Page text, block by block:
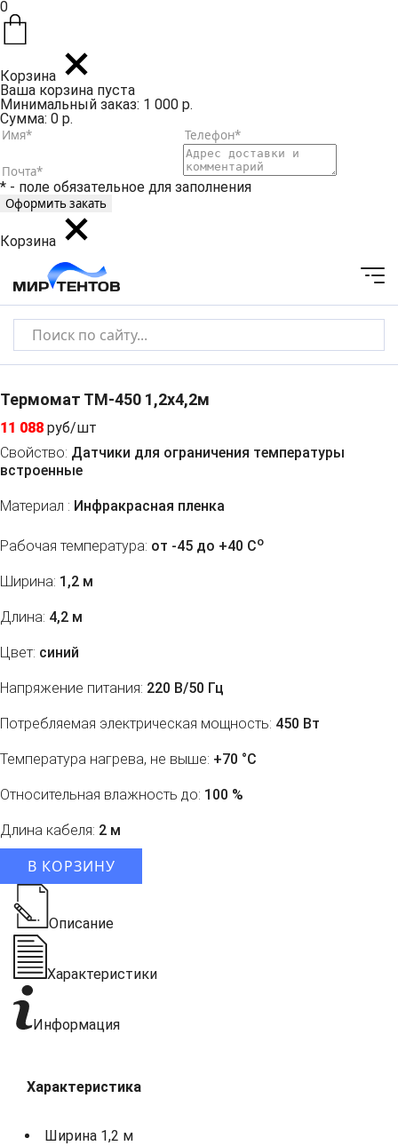
0
Корзина
Ваша корзина пуста
Минимальный заказ: 1 000 р.
Сумма: 0 р.
* - поле обязательное для заполнения
Корзина
Термомат ТМ-450 1,2x4,2м
11 088 руб/шт
Свойство: Датчики для ограничения температуры
встроенные
Материал : Инфракрасная пленка
Рабочая температура: от -45 до +40 Co
Ширина: 1,2 м
Длина: 4,2 м
Цвет: синий
Напряжение питания: 220 В/50 Гц
Потребляемая электрическая мощность: 450 Вт
Температура нагрева, не выше: +70 °С
Относительная влажность до: 100 %
Длина кабеля: 2 м
В КОРЗИНУ
Описание
Характеристики
Информация
Характеристика
Ширина 1,2 м